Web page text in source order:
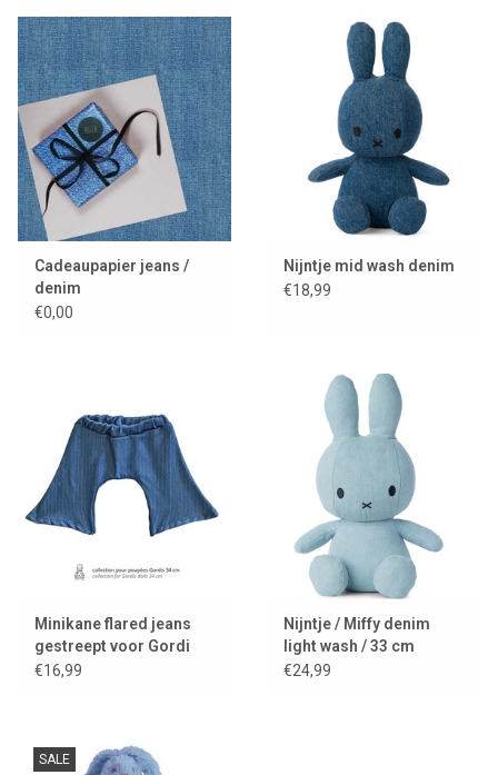
Cadeaupapier jeans /
denim
€0,00
Nijntje mid wash denim
€18,99
Minikane flared jeans
gestreept voor Gordi
poppen
€16,99
Nijntje / Miffy denim
light wash / 33 cm
€24,99
SALE